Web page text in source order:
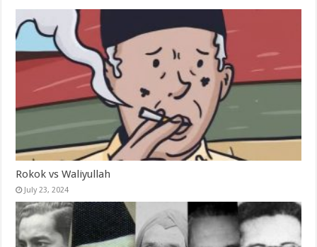
Rokok vs Waliyullah
July 23, 2024